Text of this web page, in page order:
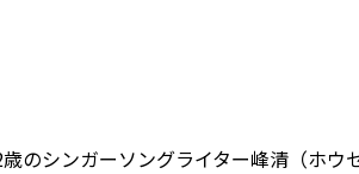
のシンガーソングライター峰清（ホウ